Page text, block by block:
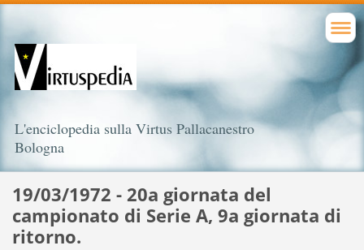
L'enciclopedia sulla Virtus Pallacanestro
Bologna
19/03/1972 - 20a giornata del
campionato di Serie A, 9a giornata di
ritorno.